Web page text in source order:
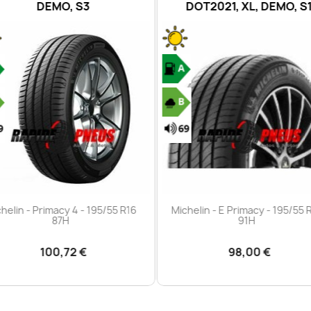
DEMO, S3
Aperçu rapide
- Primacy 4 - 195/55 R16
87H
100,72 €
DOT2021, XL, DEMO, S1
Aperçu rapide
Michelin - E Primacy - 195/55
91H
98,00 €